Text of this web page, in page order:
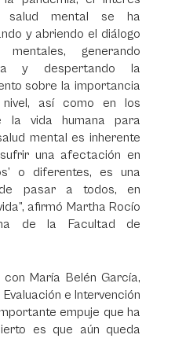
salud mental se ha
y abriendo el diálogo
generando
y despertando la
sobre la importancia
así como en los
la vida humana para
mental es inherente
una afectación en
o diferentes, es una
pasar a todos, en
afirmó Martha Rocío
de la Facultad de
María Belén García,
e Intervención
empuje que ha
es que aún queda